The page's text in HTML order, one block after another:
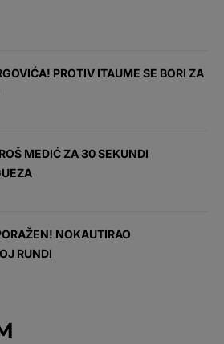
PROTIV ITAUME SE BORI ZA
MEDIĆ ZA 30 SEKUNDI
NOKAUTIRAO
RUNDI